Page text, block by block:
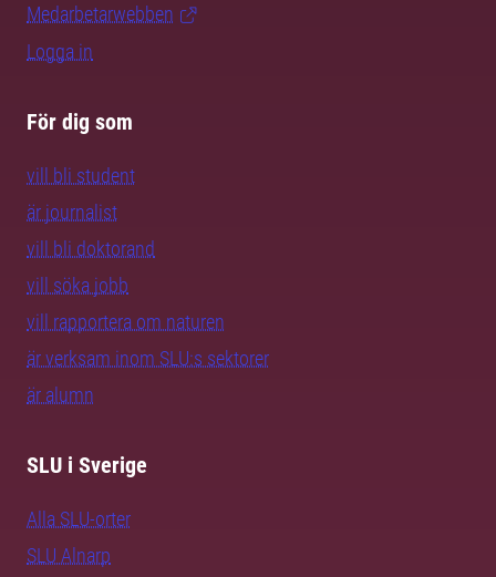
Medarbetarwebben
Logga in
För dig som
vill bli student
är journalist
vill bli doktorand
vill söka jobb
vill rapportera om naturen
är verksam inom SLU:s sektorer
är alumn
SLU i Sverige
Alla SLU-orter
SLU Alnarp